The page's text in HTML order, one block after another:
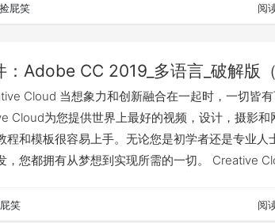
捡屁笑 阅
Cloud 当想象力和创新融合在一起时，一切皆有
Cloud为您提供世界上最好的视频，设计，摄影和
程和模板很容易上手。无论您是初学者还是专业人
，您都拥有从梦想到实现所需的一切。 Creative
最低要求。 Microsoft Windows 7 with Service
笑 阅